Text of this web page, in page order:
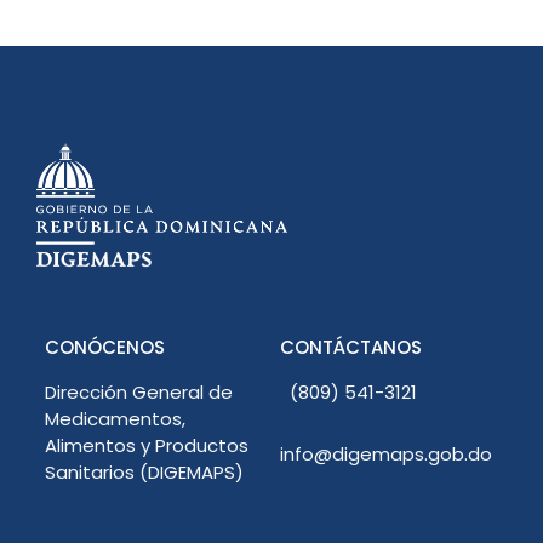
CONÓCENOS
Dirección General de
Medicamentos,
Alimentos y Productos
Sanitarios (DIGEMAPS)
CONTÁCTANOS
(809) 541-3121
info@digemaps.gob.do